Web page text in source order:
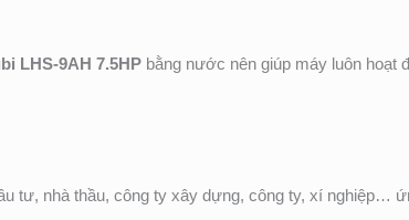
LHS-9AH 7.5HP bằng nước nên giúp máy luôn hoạt
tư, nhà thầu, công ty xây dựng, công ty, xí nghiệp…